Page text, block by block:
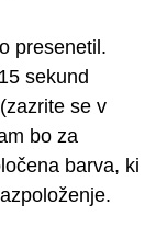
presenetil.
sekund
se v
bo za
barva, ki